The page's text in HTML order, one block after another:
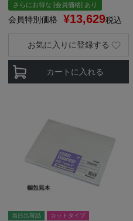
さらにお得な [会員価格] あり
会員特別価格 ¥13,629税込
カートに入れる
お気に入りに登録する
当日出荷品 カットタイプ